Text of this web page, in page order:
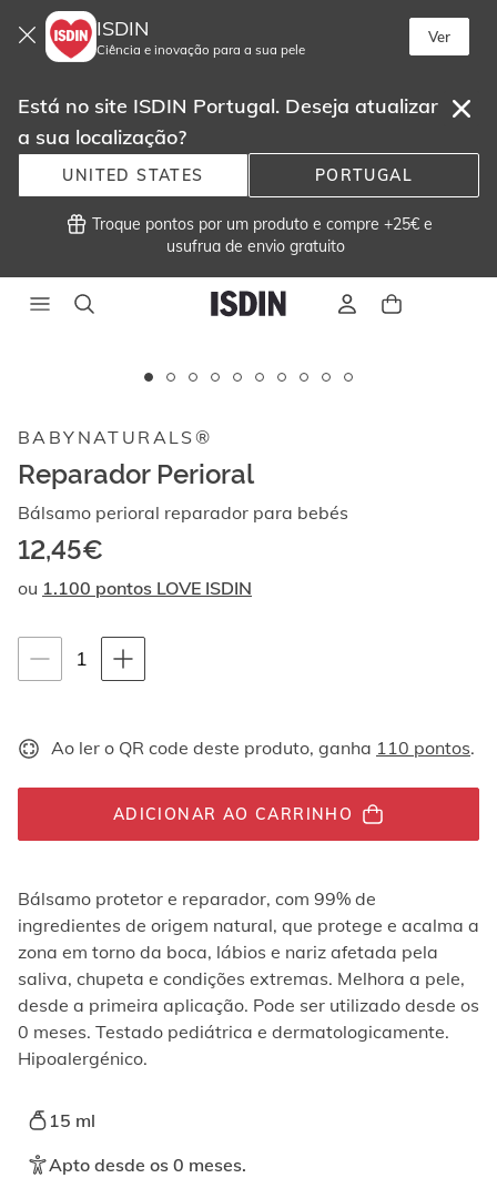
ISDIN
Ciência e inovação para a sua pele
Ver
Está no site ISDIN Portugal. Deseja atualizar
a sua localização?
UNITED STATES PORTUGAL
Troque pontos por um produto e compre +25€ e
usufrua de envio gratuito
imagens
vídeos.
Ao
com
setas
cima
para
elementos
por
vídeos
podem
ser
reproduzidos
ativando
botão
correspondente.
BABYNATURALS®
Reparador Perioral
Bálsamo perioral reparador para bebés
12,45€
ou 1.100 pontos LOVE ISDIN
Instruções de navegação por teclado
1 quantity-
selector.totalUnit
Ao ler o QR code deste produto, ganha 110 pontos.
ADICIONAR AO CARRINHO
Bálsamo protetor e reparador, com 99% de
ingredientes de origem natural, que protege e acalma a
zona em torno da boca, lábios e nariz afetada pela
saliva, chupeta e condições extremas. Melhora a pele,
desde a primeira aplicação. Pode ser utilizado desde os
0 meses. Testado pediátrica e dermatologicamente.
Hipoalergénico.
15 ml
Apto desde os 0 meses.